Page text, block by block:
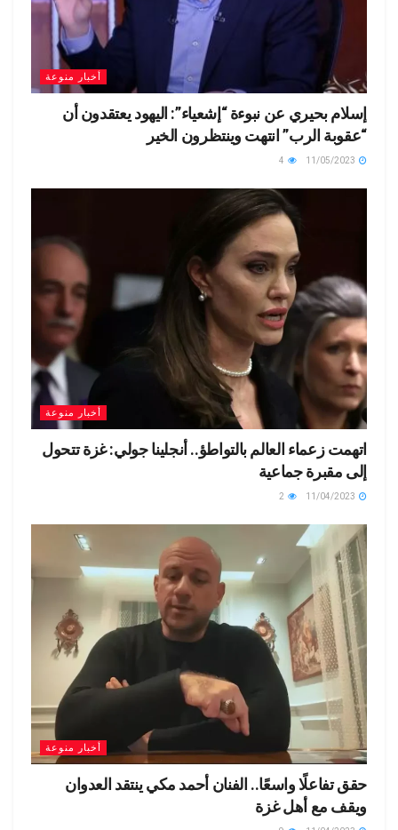
أخبار منوعة
إسلام بحيري عن نبوءة “إشعياء”: اليهود يعتقدون أن
“عقوبة الرب” انتهت وينتظرون الخير
أخبار منوعة
اتهمت زعماء العالم بالتواطؤ.. أنجلينا جولي: غزة تتحول
إلى مقبرة جماعية
أخبار منوعة
حقق تفاعلًا واسعًا.. الفنان أحمد مكي ينتقد العدوان
ويقف مع أهل غزة